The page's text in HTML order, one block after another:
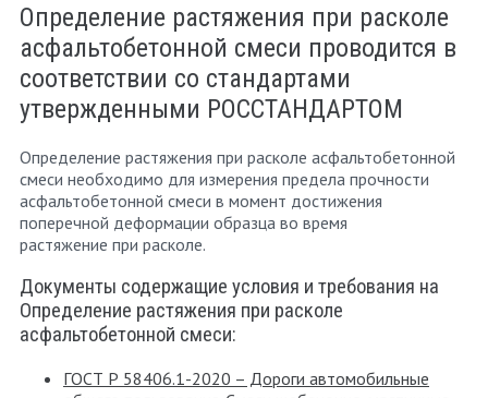
Определение растяжения при расколе
асфальтобетонной смеси проводится в
соответствии со стандартами
утвержденными РОССТАНДАРТОМ
Определение растяжения при расколе асфальтобетонной
смеси необходимо для измерения предела прочности
асфальтобетонной смеси в момент достижения
поперечной деформации образца во время
растяжение при расколе.
Документы содержащие условия и требования на
Определение растяжения при расколе
асфальтобетонной смеси:
ГОСТ Р 58406.1-2020 – Дороги автомобильные